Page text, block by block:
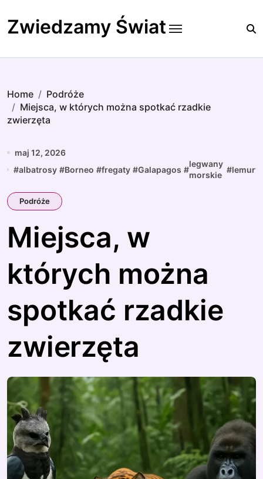
to
content
Zwiedzamy Świat
Home
Podróże
Miejsca, w których można spotkać rzadkie
zwierzęta
maj 12, 2026
#albatrosy #Borneo #fregaty #Galapagos #
legwany
morskie
#lemury
Podróże
Miejsca, w
których można
spotkać rzadkie
zwierzęta